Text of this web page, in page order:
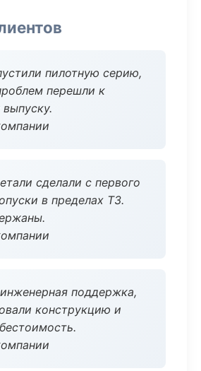
пилотную серию,
перешли к
сделали с первого
в пределах ТЗ.
поддержка,
конструкцию и